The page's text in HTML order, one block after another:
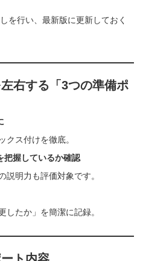
を行い、最新版に更新しておく
右する「3つの準備ポ
ス付けを徹底。
把握しているか確認
明力も評価対象です。
たか」を簡潔に記録。